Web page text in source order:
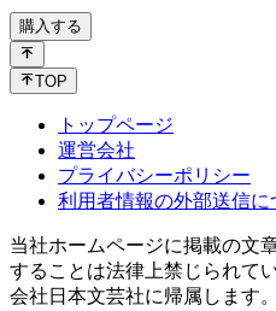
購入する
TOP
トップページ
運営会社
プライバシーポリシー
利用者情報の外部送信に
当社ホームページに掲載の文
することは法律上禁じられて
会社日本文芸社に帰属します。